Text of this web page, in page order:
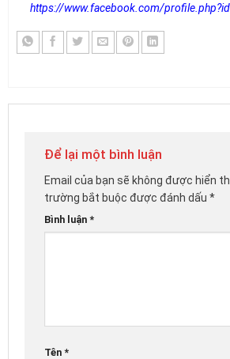
https://www.facebook.com/
Để lại một bình luận
Email của bạn sẽ không được hiển
trường bắt buộc được đánh dấu *
Bình luận *
Tên *